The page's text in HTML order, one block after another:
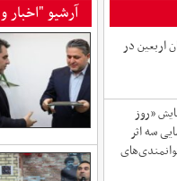
آرشیو "اخبار
اربعین در
«روز
سه اثر